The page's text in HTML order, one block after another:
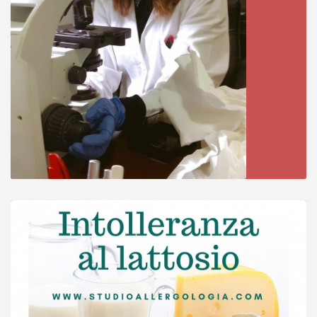
La dott.ssa La Piana ha mostrato grande
puntualità e disponibilità, molto precisa nelle
spiegazioni e nei consigli, si è dimostrata
molto competente. Assolutamente
consigliata!
Paziente
dottoressa è stata davvero gentile e precisa
nel spiegarmi tutto ciò che occorreva fare nel
mio caso. Mi ha messa sin da subito a mio
agio e mi ha accompagnata per tutta la visita
nel modo migliore possibile. La consiglio
vivamente